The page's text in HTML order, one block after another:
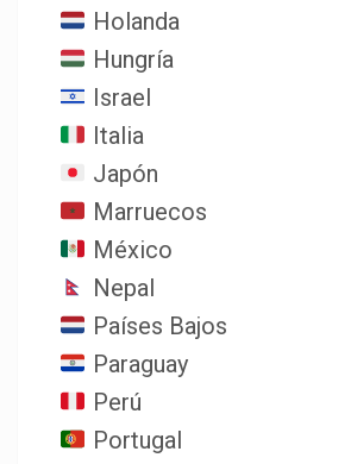
Holanda
Hungría
Israel
Italia
Japón
Marruecos
México
Nepal
Países Bajos
Paraguay
Perú
Portugal